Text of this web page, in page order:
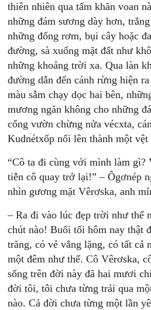
thiên nhiên qua tấm khăn voan
những đám sương dày hơn,
những đống rơm, bụi cây hoặc
đường, sà xuống mặt đất như
những khoảng trời xa. Qua làn
đường dẫn đến cánh rừng hiện
màu sẫm chạy dọc hai bên,
mương ngăn không cho những
cổng vườn chừng nửa vécxta,
Kudnétxốp nổi lên thành một vệt
“Cô ta đi cùng với mình làm
tiễn cô quay trở lại!” – Ôgơnép
nhìn gương mặt Vêrơska, anh
– Ra đi vào lúc đẹp trời như thế
chút nào! Buổi tối hôm nay thật
trăng, có vẻ vắng lặng, có tất cả
một đêm như thế. Cô Vêrơska,
sống trên đời này đã hai mươi
đời tôi, tôi chưa từng trải qua
nào. Cả đời chưa từng một lần